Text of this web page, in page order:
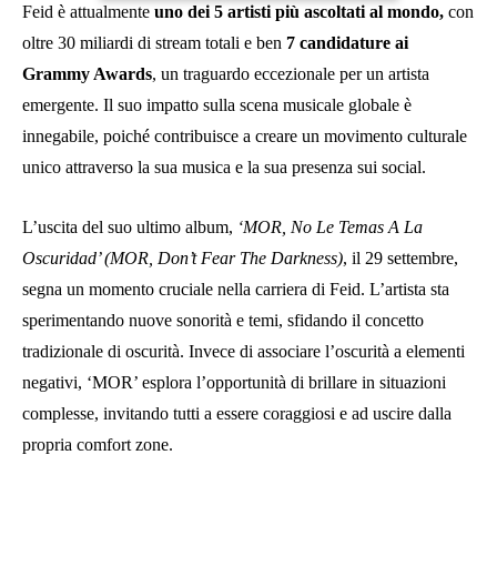
Feid è attualmente uno dei 5 artisti più ascoltati al mondo, con
oltre 30 miliardi di stream totali e ben 7 candidature ai
Grammy Awards, un traguardo eccezionale per un artista
emergente. Il suo impatto sulla scena musicale globale è
innegabile, poiché contribuisce a creare un movimento culturale
unico attraverso la sua musica e la sua presenza sui social.
L’uscita del suo ultimo album, ‘MOR, No Le Temas A La
Oscuridad’ (MOR, Don’t Fear The Darkness), il 29 settembre,
segna un momento cruciale nella carriera di Feid. L’artista sta
sperimentando nuove sonorità e temi, sfidando il concetto
tradizionale di oscurità. Invece di associare l’oscurità a elementi
negativi, ‘MOR’ esplora l’opportunità di brillare in situazioni
complesse, invitando tutti a essere coraggiosi e ad uscire dalla
propria comfort zone.